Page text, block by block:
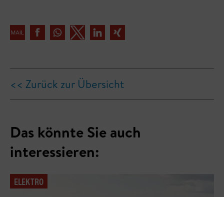
<< Zurück zur Übersicht
Das könnte Sie auch
interessieren:
ELEKTRO